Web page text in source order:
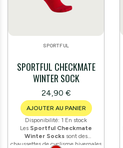
SPORTFUL
SPORTFUL CHECKMATE
WINTER SOCK
24,90 €
AJOUTER AU PANIER
Disponibilité: 1 En stock
Les Sportful Checkmate
Winter Socks sont des
chaussettes de cyclisme hivernales